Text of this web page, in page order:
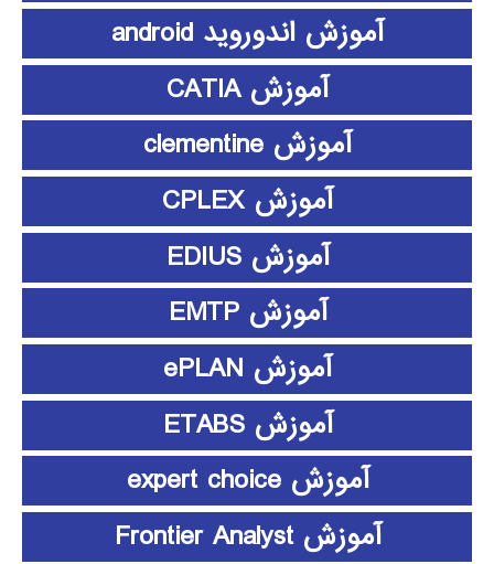
آموزش اندوروید android
آموزش CATIA
آموزش clementine
آموزش CPLEX
آموزش EDIUS
آموزش EMTP
آموزش ePLAN
آموزش ETABS
آموزش expert choice
آموزش Frontier Analyst